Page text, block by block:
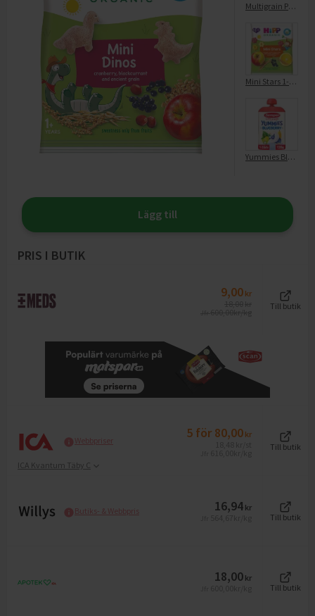
Multigrain Puffs Mango Banana 1-3 År EKO
Mini Stars 1-3år
Yummies Blåbär 1-3 år
Lägg till
PRIS I BUTIK
9,00 kr
Till butik
Webbpriser 5 för 80,00 kr
Till butik
ICA Kvantum Täby C
Butiks- & Webbpris 16,94 kr
Till butik
18,00 kr
Till butik